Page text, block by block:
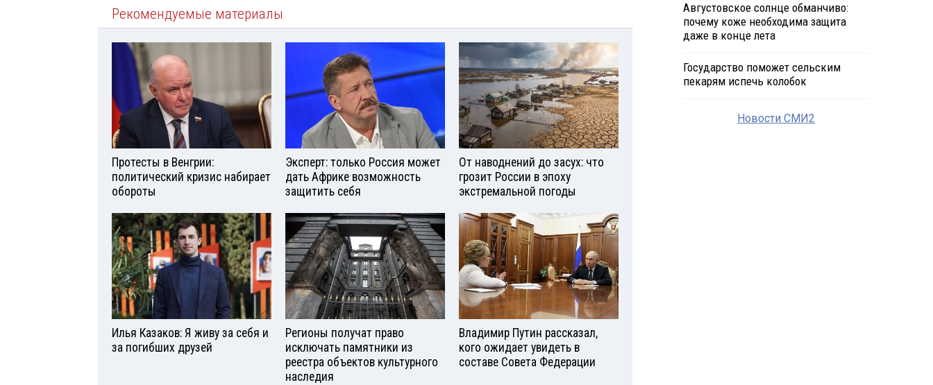
Рекомендуемые материалы
Протесты в Венгрии:
политический кризис набирает
обороты
Эксперт: только Россия может
дать Африке возможность
защитить себя
От наводнений до засух: что
грозит России в эпоху
экстремальной погоды
Илья Казаков: Я живу за себя и
за погибших друзей
Регионы получат право
исключать памятники из
реестра объектов культурного
наследия
Владимир Путин рассказал,
кого ожидает увидеть в
составе Совета Федерации
Августовское солнце обманчиво:
почему коже необходима защита
даже в конце лета
Государство поможет сельским
пекарям испечь колобок
Новости СМИ2